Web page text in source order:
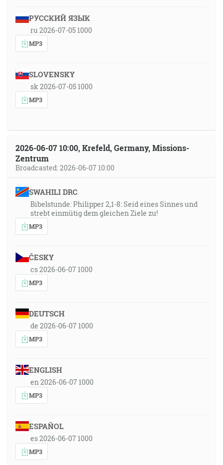
РУССКИЙ ЯЗЫК
ru 2026-07-05 1000
MP3
SLOVENSKY
sk 2026-07-05 1000
MP3
2026-06-07 10:00, Krefeld, Germany, Missions-
Zentrum
Broadcasted: 2026-06-07 10:00
SWAHILI DRC
Bibelstunde: Philipper 2,1-8: Seid eines Sinnes und
strebt einmütig dem gleichen Ziele zu!
MP3
ČESKY
cs 2026-06-07 1000
MP3
DEUTSCH
de 2026-06-07 1000
MP3
ENGLISH
en 2026-06-07 1000
MP3
ESPAÑOL
es 2026-06-07 1000
MP3